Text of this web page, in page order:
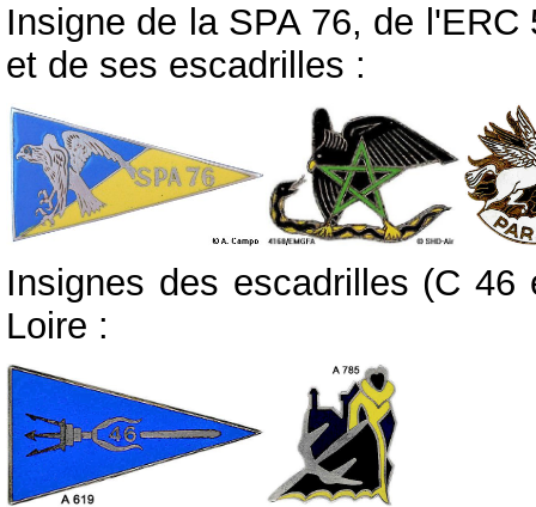
Insigne de la SPA 76, de
et de ses escadrilles :
Insignes des escadrilles (C
Loire :